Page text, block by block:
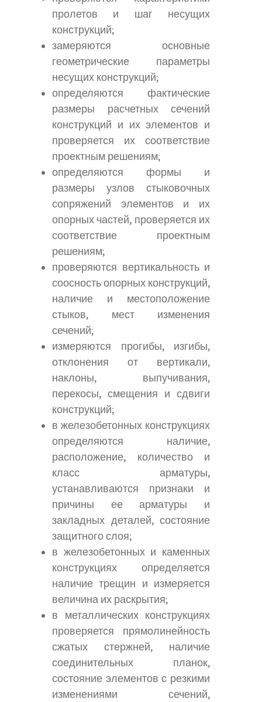
пролетов и шаг несущих
конструкций;
замеряются основные
геометрические параметры
несущих конструкций;
определяются фактические
размеры расчетных сечений
конструкций и их элементов и
проверяется их соответствие
проектным решениям;
определяются формы и
размеры узлов стыковочных
сопряжений элементов и их
опорных частей, проверяется их
соответствие проектным
решениям;
проверяются вертикальность и
соосность опорных конструкций,
наличие и местоположение
стыков, мест изменения
сечений;
измеряются прогибы, изгибы,
отклонения от вертикали,
наклоны, выпучивания,
перекосы, смещения и сдвиги
конструкций;
в железобетонных конструкциях
определяются наличие,
расположение, количество и
класс арматуры,
устанавливаются признаки и
причины ее арматуры и
закладных деталей, состояние
защитного слоя;
в железобетонных и каменных
конструкциях определяется
наличие трещин и измеряется
величина их раскрытия;
в металлических конструкциях
проверяется прямолинейность
сжатых стержней, наличие
соединительных планок,
состояние элементов с резкими
изменениями сечений,